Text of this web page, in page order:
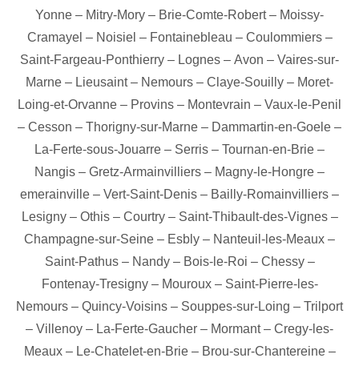
Yonne – Mitry-Mory – Brie-Comte-Robert– Moissy-
Cramayel – Noisiel – Fontainebleau – Coulommiers–
Saint-Fargeau-Ponthierry – Lognes – Avon – Vaires-sur-
Marne – Lieusaint– Nemours – Claye-Souilly – Moret-
Loing-et-Orvanne – Provins – Montevrain – Vaux-le-Penil
– Cesson – Thorigny-sur-Marne – Dammartin-en-Goele –
La-Ferte-sous-Jouarre – Serris – Tournan-en-Brie –
Nangis – Gretz-Armainvilliers – Magny-le-Hongre –
emerainville – Vert-Saint-Denis – Bailly-Romainvilliers –
Lesigny– Othis– Courtry– Saint-Thibault-des-Vignes–
Champagne-sur-Seine – Esbly – Nanteuil-les-Meaux –
Saint-Pathus– Nandy– Bois-le-Roi – Chessy–
Fontenay-Tresigny– Mouroux– Saint-Pierre-les-
Nemours – Quincy-Voisins – Souppes-sur-Loing – Trilport
– Villenoy – La-Ferte-Gaucher – Mormant– Cregy-les-
Meaux– Le-Chatelet-en-Brie– Brou-sur-Chantereine–